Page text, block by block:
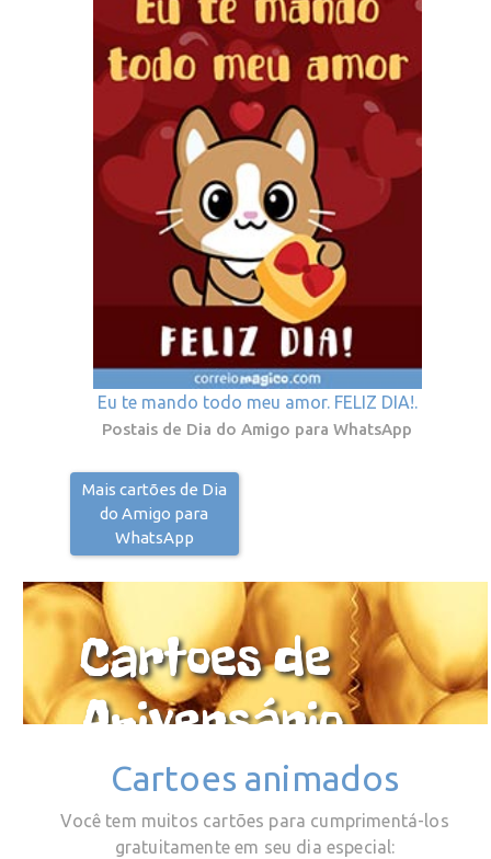
Eu te mando todo meu amor. FELIZ DIA!.
Postais de Dia do Amigo para WhatsApp
Mais cartões de Dia
do Amigo para
WhatsApp
Cartoes de
Aniversário
Cartoes animados
Você tem muitos cartões para cumprimentá-los
gratuitamente em seu dia especial: